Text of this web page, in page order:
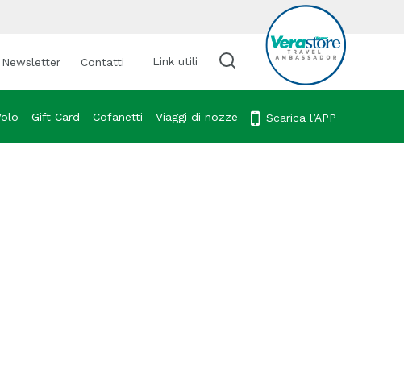
Newsletter Contatti Link utili Cerca viaggio
Gift Card Cofanetti Viaggi di nozze Scarica l’APP